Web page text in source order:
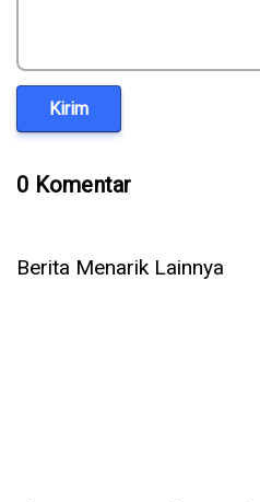
Kirim
0 Komentar
Berita Menarik Lainnya